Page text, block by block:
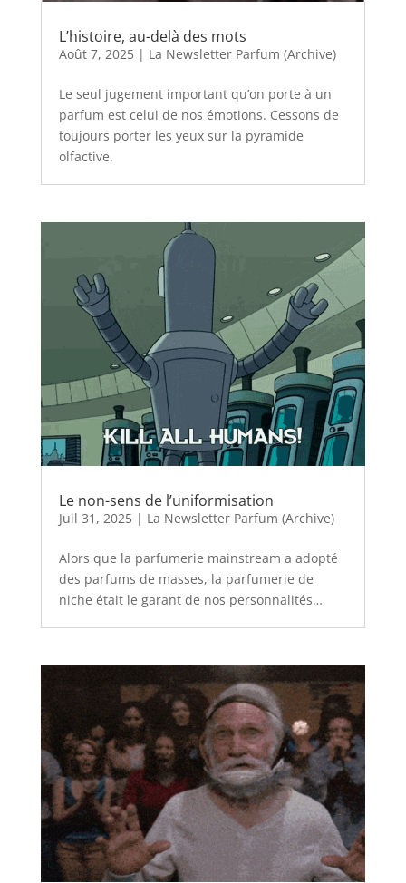
L’histoire, au-delà des mots
Août 7, 2025| La Newsletter Parfum (Archive)
Le seul jugement important qu’on porte à un
parfum est celui de nos émotions. Cessons de
toujours porter les yeux sur la pyramide
olfactive.
Le non-sens de l’uniformisation
Juil 31, 2025| La Newsletter Parfum (Archive)
Alors que la parfumerie mainstream a adopté
des parfums de masses, la parfumerie de
niche était le garant de nos personnalités…